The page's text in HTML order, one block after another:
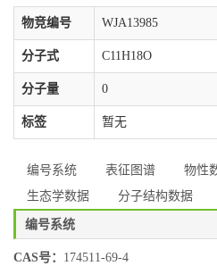
物竞编号 WJA13985
分子式 C11H18O
分子量 0
标签 暂无
编号系统 表征图谱 物性
生态学数据
分子结构数据
编号系统
CAS号： 174511-69-4